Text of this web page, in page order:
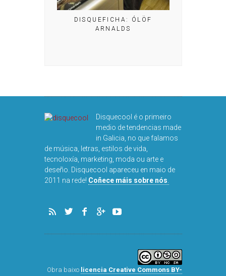
DISQUEFICHA: ÓLÖF
ARNALDS
Disquecool é o primeiro
medio de tendencias made
in Galicia, no que falamos
de música, letras, estilos de vida,
tecnoloxía, marketing, moda ou arte e
deseño. Disquecool apareceu en maio de
2011 na rede! Coñece máis sobre nós
Obra baixo licencia Creative Commons BY-